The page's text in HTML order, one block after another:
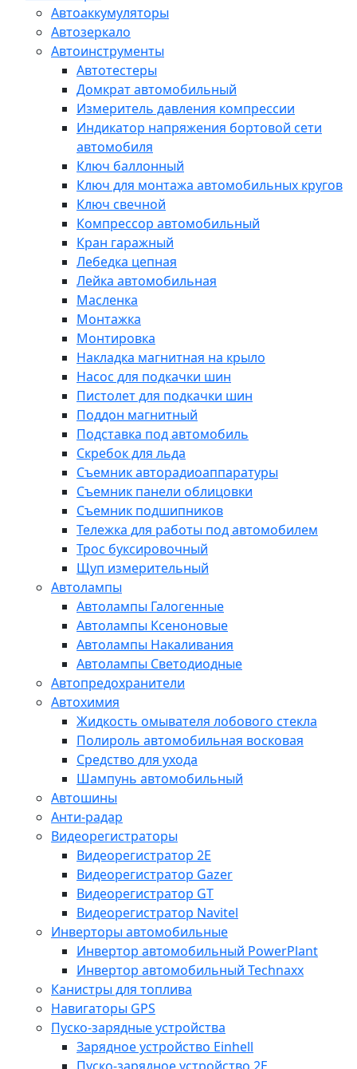
Автоаккумуляторы
Автозеркало
Автоинструменты
Автотестеры
Домкрат автомобильный
Измеритель давления компрессии
Индикатор напряжения бортовой сети
автомобиля
Ключ баллонный
Ключ для монтажа автомобильных кругов
Ключ свечной
Компрессор автомобильный
Кран гаражный
Лебедка цепная
Лейка автомобильная
Масленка
Монтажка
Монтировка
Накладка магнитная на крыло
Насос для подкачки шин
Пистолет для подкачки шин
Поддон магнитный
Подставка под автомобиль
Скребок для льда
Съемник авторадиоаппаратуры
Съемник панели облицовки
Съемник подшипников
Тележка для работы под автомобилем
Трос буксировочный
Щуп измерительный
Автолампы
Автолампы Галогенные
Автолампы Ксеноновые
Автолампы Накаливания
Автолампы Светодиодные
Автопредохранители
Автохимия
Жидкость омывателя лобового стекла
Полироль автомобильная восковая
Средство для ухода
Шампунь автомобильный
Автошины
Анти-радар
Видеорегистраторы
Видеорегистратор 2E
Видеорегистратор Gazer
Видеорегистратор GT
Видеорегистратор Navitel
Инверторы автомобильные
Инвертор автомобильный PowerPlant
Инвертор автомобильный Technaxx
Канистры для топлива
Навигаторы GPS
Пуско-зарядные устройства
Зарядное устройство Einhell